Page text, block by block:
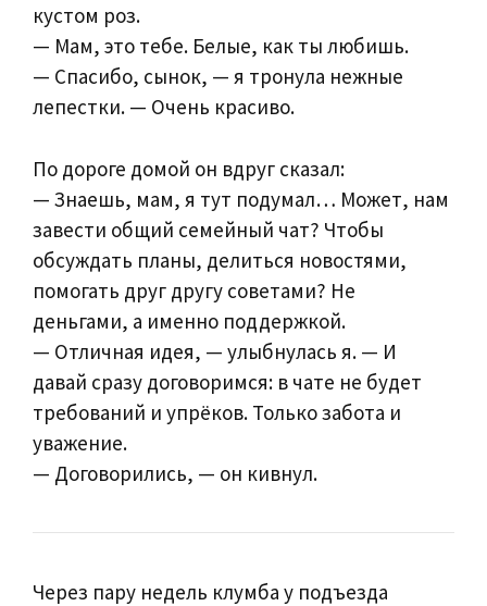
кустом роз.
— Мам, это тебе. Белые, как ты любишь.
— Спасибо, сынок, — я тронула нежные
лепестки. — Очень красиво.
По дороге домой он вдруг сказал:
— Знаешь, мам, я тут подумал… Может, нам
завести общий семейный чат? Чтобы
обсуждать планы, делиться новостями,
помогать друг другу советами? Не
деньгами, а именно поддержкой.
— Отличная идея, — улыбнулась я. — И
давай сразу договоримся: в чате не будет
требований и упрёков. Только забота и
уважение.
— Договорились, — он кивнул.
Через пару недель клумба у подъезда